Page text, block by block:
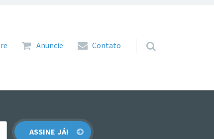
o conteúdoAnuncie Contato